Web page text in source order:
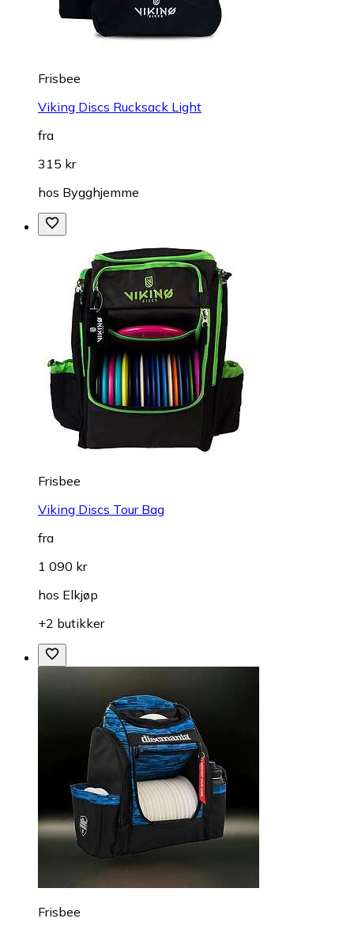
Frisbee
Viking Discs Rucksack Light
fra
315 kr
hos Bygghjemme
Frisbee
Viking Discs Tour Bag
fra
1 090 kr
hos Elkjøp
+2 butikker
Frisbee